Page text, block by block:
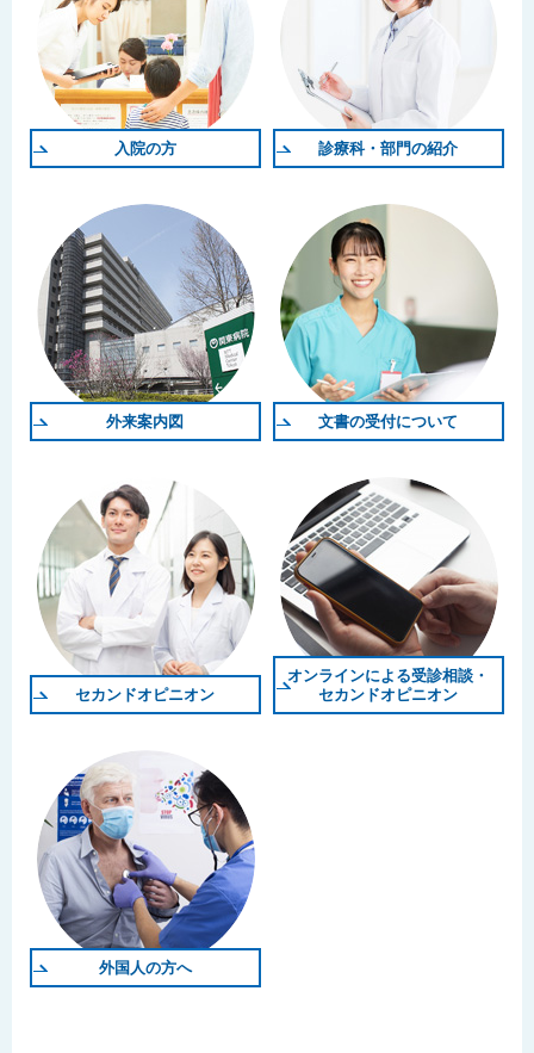
入院の方 診療科・部門の紹介
外来案内図 文書の受付について
セカンドオピニオン
オンラインによる受診相談・
セカンドオピニオン
外国人の方へ